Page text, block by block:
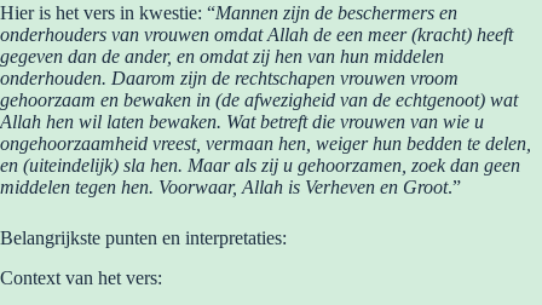
Hier is het vers in kwestie: “Mannen zijn de beschermers en
onderhouders van vrouwen omdat Allah de een meer (kracht) heeft
gegeven dan de ander, en omdat zij hen van hun middelen
onderhouden. Daarom zijn de rechtschapen vrouwen vroom
gehoorzaam en bewaken in (de afwezigheid van de echtgenoot) wat
Allah hen wil laten bewaken. Wat betreft die vrouwen van wie u
ongehoorzaamheid vreest, vermaan hen, weiger hun bedden te delen,
en (uiteindelijk) sla hen. Maar als zij u gehoorzamen, zoek dan geen
middelen tegen hen. Voorwaar, Allah is Verheven en Groot.”
Belangrijkste punten en interpretaties:
Context van het vers: